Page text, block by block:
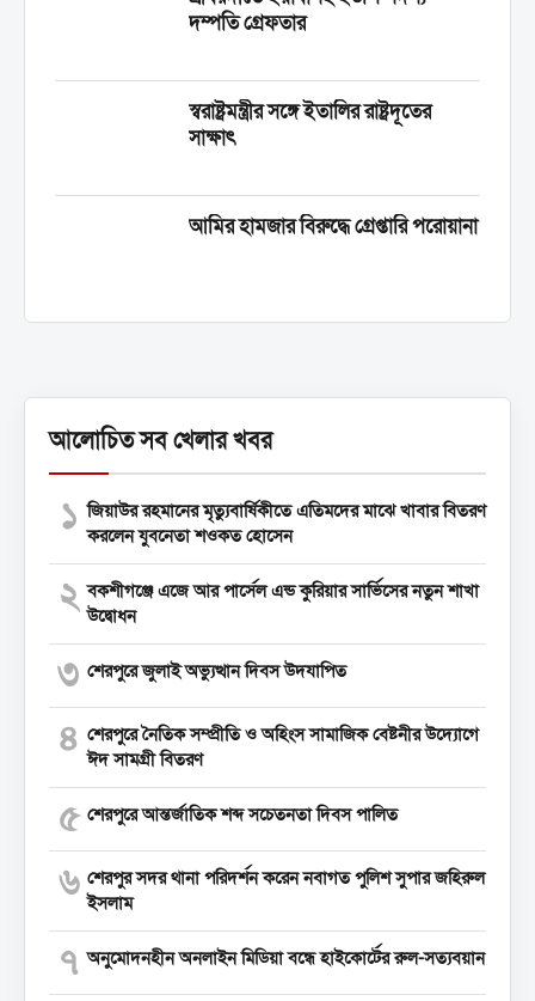
দম্পতি গ্রেফতার
স্বরাষ্ট্রমন্ত্রীর সঙ্গে ইতালির রাষ্ট্রদূতের
সাক্ষাৎ
আমির হামজার বিরুদ্ধে গ্রেপ্তারি পরোয়ানা
আলোচিত সব খেলার খবর
১ জিয়াউর রহমানের মৃত্যুবার্ষিকীতে এতিমদের মাঝে খাবার বিতরণ
করলেন যুবনেতা শওকত হোসেন
২ বকশীগঞ্জে এজে আর পার্সেল এন্ড কুরিয়ার সার্ভিসের নতুন শাখা
উদ্বোধন
৩ শেরপুরে জুলাই অভ্যুত্থান দিবস উদযাপিত
৪ শেরপুরে নৈতিক সম্প্রীতি ও অহিংস সামাজিক বেষ্টনীর উদ্যোগে
ঈদ সামগ্রী বিতরণ
৫ শেরপুরে আন্তর্জাতিক শব্দ সচেতনতা দিবস পালিত
৬ শেরপুর সদর থানা পরিদর্শন করেন নবাগত পুলিশ সুপার জহিরুল
ইসলাম
৭ অনুমোদনহীন অনলাইন মিডিয়া বন্ধে হাইকোর্টের রুল-সত্যবয়ান